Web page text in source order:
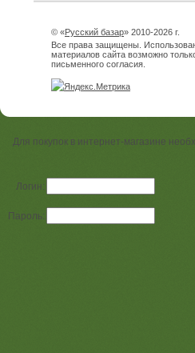
© «Русский базар» 2010-2026 г.
Все права защищены.
материалов сайта возможно
письменного согласия.
Для покупок в интернет-магазине
Логин:
Пароль: